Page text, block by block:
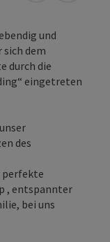
und
sich dem
durch die
eingetreten
des
perfekte
, entspannter
bei uns